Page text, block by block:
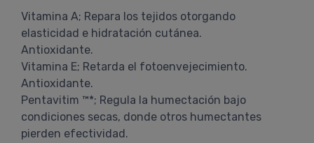
Vitamina A; Repara los tejidos otorgando
elasticidad e hidratación cutánea.
Antioxidante.
Vitamina E; Retarda el fotoenvejecimiento.
Antioxidante.
Pentavitim ™*; Regula la humectación bajo
condiciones secas, donde otros humectantes
pierden efectividad.